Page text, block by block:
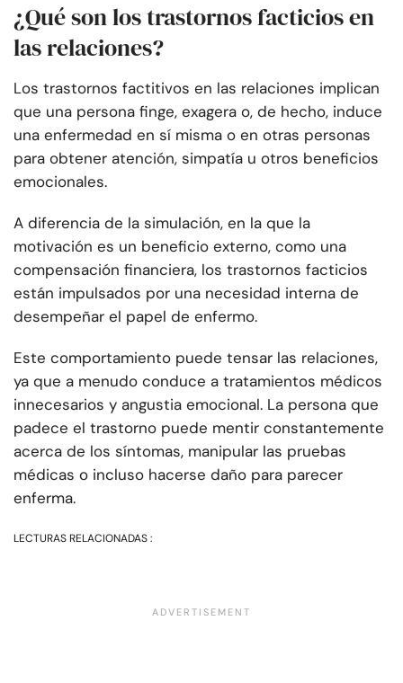
¿Qué son los trastornos facticios en
las relaciones?
Los trastornos factitivos en las relaciones implican
que una persona finge, exagera o, de hecho, induce
una enfermedad en sí misma o en otras personas
para obtener atención, simpatía u otros beneficios
emocionales.
A diferencia de la simulación, en la que la
motivación es un beneficio externo, como una
compensación financiera, los trastornos facticios
están impulsados por una necesidad interna de
desempeñar el papel de enfermo.
Este comportamiento puede tensar las relaciones,
ya que a menudo conduce a tratamientos médicos
innecesarios y angustia emocional. La persona que
padece el trastorno puede mentir constantemente
acerca de los síntomas, manipular las pruebas
médicas o incluso hacerse daño para parecer
enferma.
LECTURAS RELACIONADAS :